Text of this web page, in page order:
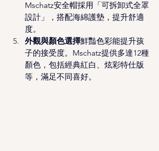
Mschatz安全帽採用「可拆卸式全罩
設計」，搭配海綿護墊，提升舒適
度。
外觀與顏色選擇鮮豔色彩能提升孩
子的接受度。Mschatz提供多達12種
顏色，包括經典紅白、炫彩特仕版
等，滿足不同喜好。